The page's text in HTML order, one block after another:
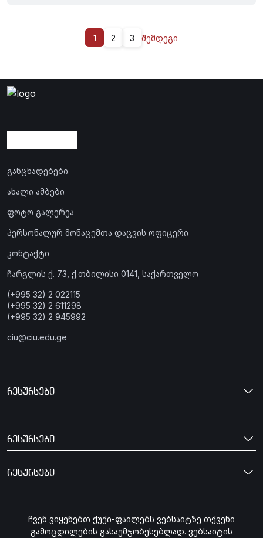
1 2 3 შემდეგი
განცხადებები
ახალი ამბები
ფოტო გალერეა
პერსონალურ მონაცემთა დაცვის ოფიცერი
კონტაქტი
ჩარგლის ქ. 73, ქ.თბილისი 0141, საქართველო
(+995 32) 2 022115
(+995 32) 2 611298
(+995 32) 2 945992
ciu@ciu.edu.ge
რესურსები
რესურსები
რესურსები
გამოიწერე სიახლეები CIU
ჩვენ ვიყენებთ ქუქი-ფაილებს ვებსაიტზე თქვენი
გამოცდილების გასაუმჯობესებლად. ვებსაიტის